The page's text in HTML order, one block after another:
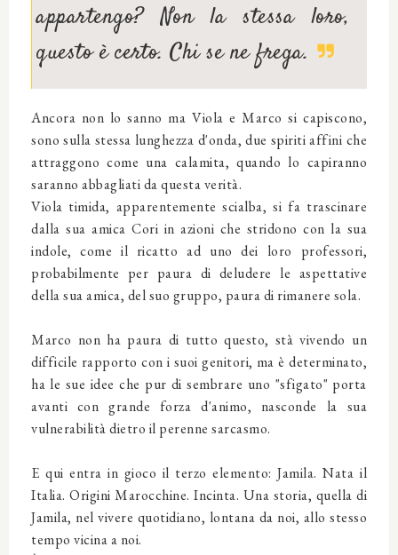
appartengo? Non la stessa loro,
questo è certo. Chi se ne frega.
Ancora non lo sanno ma Viola e Marco si capiscono,
sono sulla stessa lunghezza d'onda, due spiriti affini che
attraggono come una calamita, quando lo capiranno
saranno abbagliati da questa verità.
Viola timida, apparentemente scialba, si fa trascinare
dalla sua amica Cori in azioni che stridono con la sua
indole, come il ricatto ad uno dei loro professori,
probabilmente per paura di deludere le aspettative
della sua amica, del suo gruppo, paura di rimanere sola.
Marco non ha paura di tutto questo, stà vivendo un
difficile rapporto con i suoi genitori, ma è determinato,
ha le sue idee che pur di sembrare uno "sfigato" porta
avanti con grande forza d'animo, nasconde la sua
vulnerabilità dietro il perenne sarcasmo.
E qui entra in gioco il terzo elemento: Jamila. Nata il
Italia. Origini Marocchine. Incinta. Una storia, quella di
Jamila, nel vivere quotidiano, lontana da noi, allo stesso
tempo vicina a noi.